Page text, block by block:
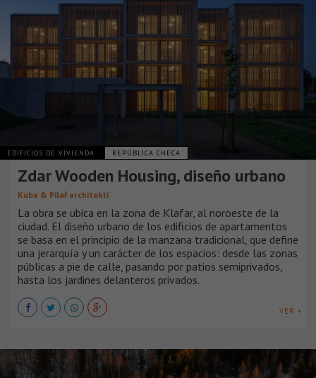
EDIFICIOS DE VIVIENDA REPÚBLICA CHECA
Zdar Wooden Housing, diseño urbano
Kuba & Pilař architekti
La obra se ubica en la zona de Klafar, al noroeste de la
ciudad. El diseño urbano de los edificios de apartamentos
se basa en el principio de la manzana tradicional, que define
una jerarquía y un carácter de los espacios: desde las zonas
públicas a pie de calle, pasando por patios semiprivados,
hasta los jardines delanteros privados.
VER +